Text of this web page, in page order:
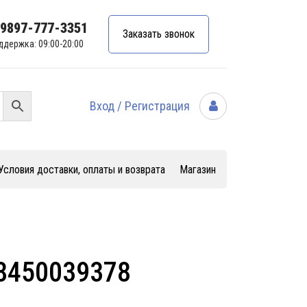
777-3351
09:00-20:00
Заказать звонок
Вход / Регистрация
доставки, оплаты и возврата Магазин